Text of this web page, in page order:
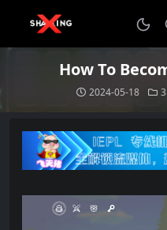
How To
2024-05-18